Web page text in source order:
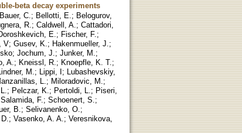
beta decay experiments
Bauer, C. ; Bellotti, E. ; Belogurov,
R. ; Caldwell, A. ; Cattadori,
E. ; Fischer, F. ;
V; Gusev, K. ; Hakenmueller, J. ;
; Jochum, J. ; Junker, M. ;
A. ; Kneissl, R. ; Knoepfle, K. T. ;
M. ; Lippi, I; Lubashevskiy,
L. ; Miloradovic, M. ;
; Pelczar, K. ; Pertoldi, L. ; Piseri,
Salamida, F. ; Schoenert, S. ;
B. ; Selivanenko, O. ;
; Vasenko, A. A. ; Veresnikova,